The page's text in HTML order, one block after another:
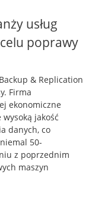
usług
poprawy
& Replication
Firma
ekonomiczne
jakość
danych, co
50-
z poprzednim
maszyn